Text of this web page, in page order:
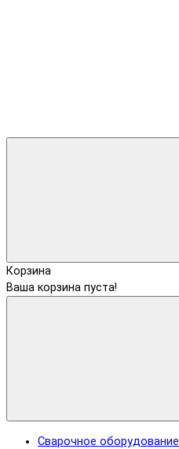
Корзина
Ваша корзина пуста!
Сварочное оборудование